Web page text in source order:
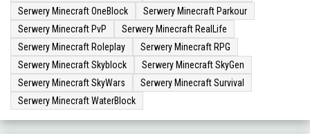
Serwery Minecraft OneBlock
Serwery Minecraft Parkour
Serwery Minecraft PvP
Serwery Minecraft RealLife
Serwery Minecraft Roleplay
Serwery Minecraft RPG
Serwery Minecraft Skyblock
Serwery Minecraft SkyGen
Serwery Minecraft SkyWars
Serwery Minecraft Survival
Serwery Minecraft WaterBlock